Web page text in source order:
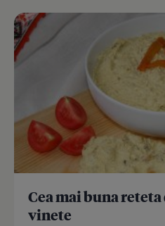
Cea mai buna reteta
vinete